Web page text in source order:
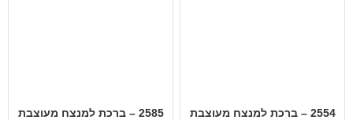
2554 – ברכת למנצח מעוצבת
2585 – ברכת למנצח מעוצבת